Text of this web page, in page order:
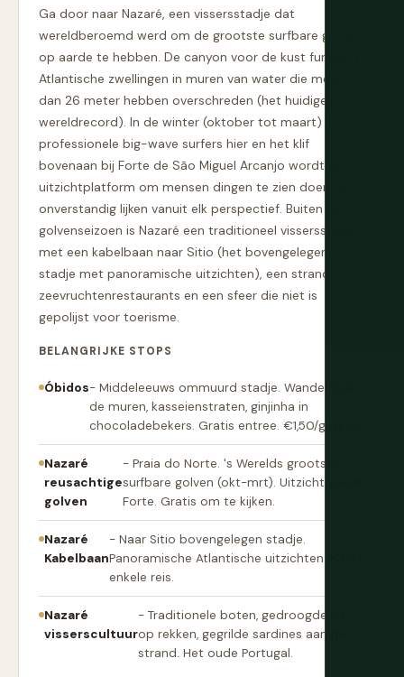
Ga door naar Nazaré, een vissersstadje dat
wereldberoemd werd om de grootste surfbare golven
op aarde te hebben. De canyon voor de kust fungeert
Atlantische zwellingen in muren van water die meer
dan 26 meter hebben overschreden (het huidige
wereldrecord). In de winter (oktober tot maart) komen
professionele big-wave surfers hier en het klif
bovenaan bij Forte de São Miguel Arcanjo wordt een
uitzichtplatform om mensen dingen te zien doen die
onverstandig lijken vanuit elk perspectief. Buiten het
golvenseizoen is Nazaré een traditioneel vissersstadje
met een kabelbaan naar Sitio (het bovengelegen
stadje met panoramische uitzichten), een strand,
zeevruchtenrestaurants en een sfeer die niet is
gepolijst voor toerisme.
BELANGRIJKE STOPS
Óbidos- Middeleeuws ommuurd stadje. Wandel over
de muren, kasseienstraten, ginjinha in
chocoladebekers. Gratis entree. €1,50/ginjinja.
Nazaré
reusachtige
golven
- Praia do Norte. 's Werelds grootste
surfbare golven (okt-mrt). Uitzicht vanaf
Forte. Gratis om te kijken.
Nazaré
Kabelbaan
- Naar Sitio bovengelegen stadje.
Panoramische Atlantische uitzichten. €1,50
enkele reis.
Nazaré
visserscultuur
- Traditionele boten, gedroogde vis
op rekken, gegrilde sardines aan het
strand. Het oude Portugal.